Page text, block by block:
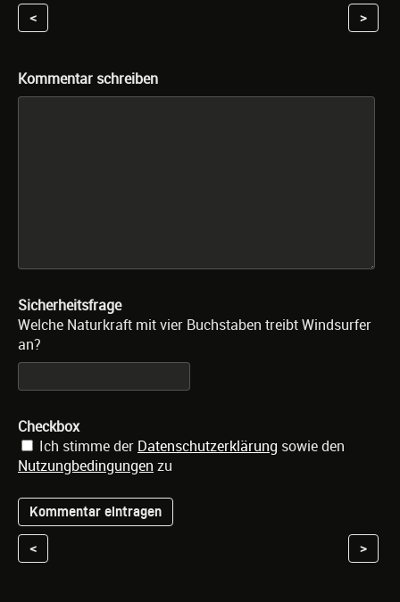
< >
Kommentar schreiben
Sicherheitsfrage
Welche Naturkraft mit vier Buchstaben treibt Windsurfer
an?
Checkbox
Ich stimme der Datenschutzerklärung sowie den
Nutzungbedingungen zu
< >